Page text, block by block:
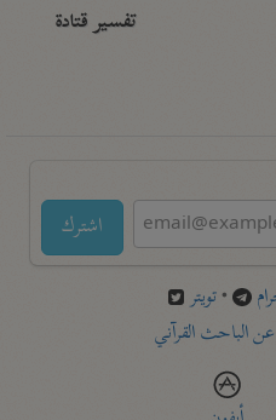
تفسير قتادة
اشترك
•تويتر
عن الباحث القرآني